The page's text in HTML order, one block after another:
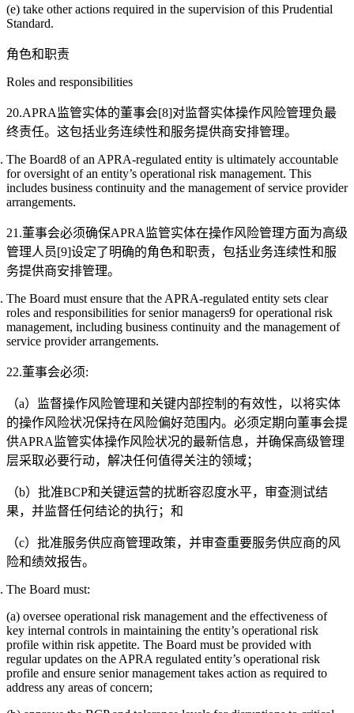
(e) take other actions required in the supervision of this Prudential
Standard.
角色和职责
Roles and responsibilities
20.APRA监管实体的董事会[8]对监督实体操作风险管理负最
终责任。这包括业务连续性和服务提供商安排管理。
The Board8 of an APRA-regulated entity is ultimately accountable
for oversight of an entity’s operational risk management. This
includes business continuity and the management of service provider
arrangements.
21.董事会必须确保APRA监管实体在操作风险管理方面为高级
管理人员[9]设定了明确的角色和职责，包括业务连续性和服
务提供商安排管理。
The Board must ensure that the APRA-regulated entity sets clear
roles and responsibilities for senior managers9 for operational risk
management, including business continuity and the management of
service provider arrangements.
22.董事会必须:
（a）监督操作风险管理和关键内部控制的有效性，以将实体
的操作风险状况保持在风险偏好范围内。必须定期向董事会提
供APRA监管实体操作风险状况的最新信息，并确保高级管理
层采取必要行动，解决任何值得关注的领域；
（b）批准BCP和关键运营的扰断容忍度水平，审查测试结
果，并监督任何结论的执行；和
（c）批准服务供应商管理政策，并审查重要服务供应商的风
险和绩效报告。
The Board must:
(a) oversee operational risk management and the effectiveness of
key internal controls in maintaining the entity’s operational risk
profile within risk appetite. The Board must be provided with
regular updates on the APRA regulated entity’s operational risk
profile and ensure senior management takes action as required to
address any areas of concern;